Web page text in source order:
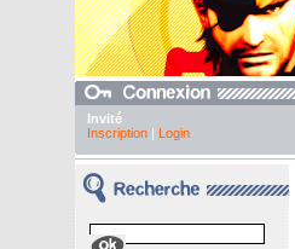
Invité
Inscription| Login